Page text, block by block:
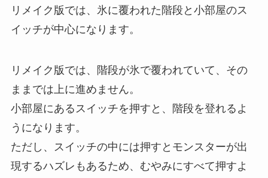
リメイク版では、氷に覆われた階段と小部屋のス
イッチが中心になります。
リメイク版では、階段が氷で覆われていて、その
ままでは上に進めません。
小部屋にあるスイッチを押すと、階段を登れるよ
うになります。
ただし、スイッチの中には押すとモンスターが出
現するハズレもあるため、むやみにすべて押すよ